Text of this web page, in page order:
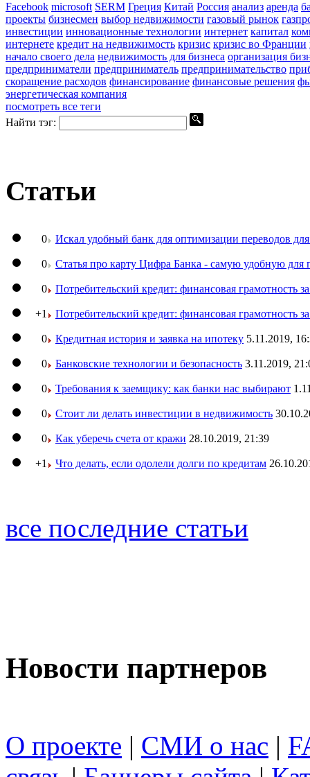
Facebook microsoft SERM Греция Китай Россия анализ аренда
проекты бизнесмен выбор недвижимости газовый рынок
инвестиции инновационные технологии интернет капитал
интернете кредит на недвижимость кризис кризис во Франции
начало своего дела недвижимость для бизнеса организация
предприниматели предприниматель предпринимательство
скоращение расходов финансирование финансовые решения
энергетическая компания
посмотреть все теги
Найти тэг:
Статьи
0 Искал удобный банк для оптимизации переводов
0 Статья про карту Цифра Банка - самую удобную для
0 Потребительский кредит: финансовая грамотность
+1 Потребительский кредит: финансовая грамотность
0 Кредитная история и заявка на ипотеку 5.11.2019,
0 Банковские технологии и безопасность 3.11.2019,
0 Требования к заемщику: как банки нас выбирают
0 Стоит ли делать инвестиции в недвижимость
0 Как уберечь счета от кражи 28.10.2019, 21:39
+1 Что делать, если одолели долги по кредитам
все последние статьи
Новости партнеров
О проекте | СМИ о нас |